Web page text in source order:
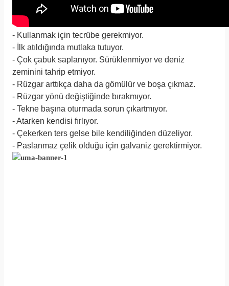
- Kullanmak için tecrübe gerekmiyor.
- İlk atıldığında mutlaka tutuyor.
- Çok çabuk saplanıyor. Sürüklenmiyor ve deniz
zeminini tahrip etmiyor.
- Rüzgar arttıkça daha da gömülür ve boşa çıkmaz.
- Rüzgar yönü değiştiğinde bırakmıyor.
- Tekne başına oturmada sorun çıkartmıyor.
- Atarken kendisi fırlıyor.
- Çekerken ters gelse bile kendiliğinden düzeliyor.
- Paslanmaz çelik olduğu için galvaniz gerektirmiyor.